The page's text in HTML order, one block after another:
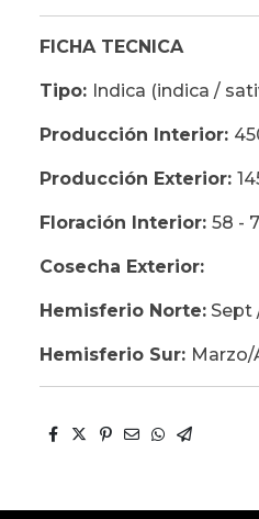
FICHA TECNICA
Tipo: Indica (indica /
Producción Interior:
Producción Exterior:
Floración Interior: 58 -
Cosecha Exterior:
Hemisferio Norte: Sept
Hemisferio Sur: Marzo/